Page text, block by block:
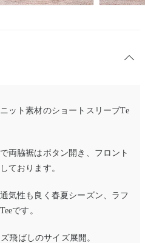
ット素材のショートスリーブTe
両脇裾はボタン開き、フロント
ております。
気性も良く春夏シーズン、ラフ
です。
飛ばしのサイズ展開。